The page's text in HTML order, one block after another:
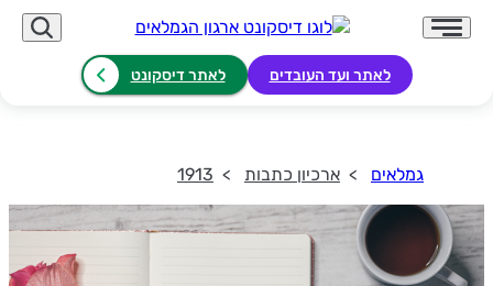
לאתר ועד העובדים לאתר דיסקונט
גמלאים ארכיון כתבות 1913